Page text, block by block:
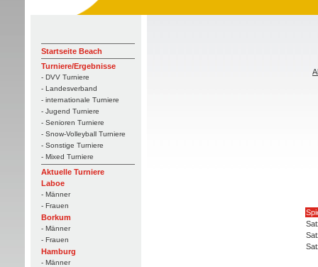
Startseite Beach
Turniere/Ergebnisse
- DVV Turniere
- Landesverband
- internationale Turniere
- Jugend Turniere
- Senioren Turniere
- Snow-Volleyball Turniere
- Sonstige Turniere
- Mixed Turniere
Aktuelle Turniere
Laboe
- Männer
- Frauen
Borkum
- Männer
- Frauen
Hamburg
- Männer